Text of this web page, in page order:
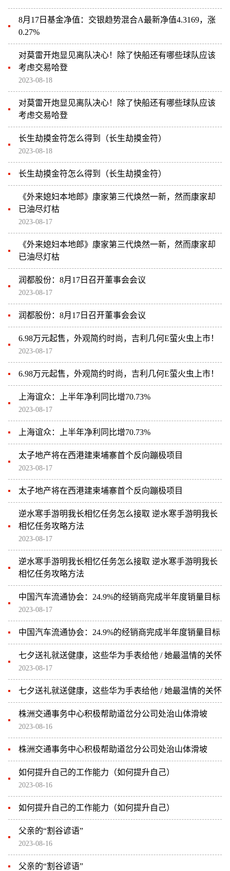
8月17日基金净值：交银趋势混合A最新净值4.3169，涨
0.27%
对莫雷开炮显见离队决心！除了快船还有哪些球队应该
考虑交易哈登
2023-08-18
对莫雷开炮显见离队决心！除了快船还有哪些球队应该
考虑交易哈登
长生劫摸金符怎么得到（长生劫摸金符）
2023-08-18
长生劫摸金符怎么得到（长生劫摸金符）
《外来媳妇本地郎》康家第三代焕然一新，然而康家却
已油尽灯枯
2023-08-17
《外来媳妇本地郎》康家第三代焕然一新，然而康家却
已油尽灯枯
润都股份：8月17日召开董事会会议
2023-08-17
润都股份：8月17日召开董事会会议
6.98万元起售，外观简约时尚，吉利几何E萤火虫上市！
2023-08-17
6.98万元起售，外观简约时尚，吉利几何E萤火虫上市！
上海谊众：上半年净利同比增70.73%
2023-08-17
上海谊众：上半年净利同比增70.73%
太子地产将在西港建柬埔寨首个反向蹦极项目
2023-08-17
太子地产将在西港建柬埔寨首个反向蹦极项目
逆水寒手游明我长相忆任务怎么接取 逆水寒手游明我长
相忆任务攻略方法
2023-08-17
逆水寒手游明我长相忆任务怎么接取 逆水寒手游明我长
相忆任务攻略方法
中国汽车流通协会：24.9%的经销商完成半年度销量目标
2023-08-17
中国汽车流通协会：24.9%的经销商完成半年度销量目标
七夕送礼就送健康，这些华为手表给他 / 她最温情的关怀
2023-08-17
七夕送礼就送健康，这些华为手表给他 / 她最温情的关怀
株洲交通事务中心积极帮助道岔分公司处治山体滑坡
2023-08-16
株洲交通事务中心积极帮助道岔分公司处治山体滑坡
如何提升自己的工作能力（如何提升自己）
2023-08-16
如何提升自己的工作能力（如何提升自己）
父亲的“割谷谚语”
2023-08-16
父亲的“割谷谚语”